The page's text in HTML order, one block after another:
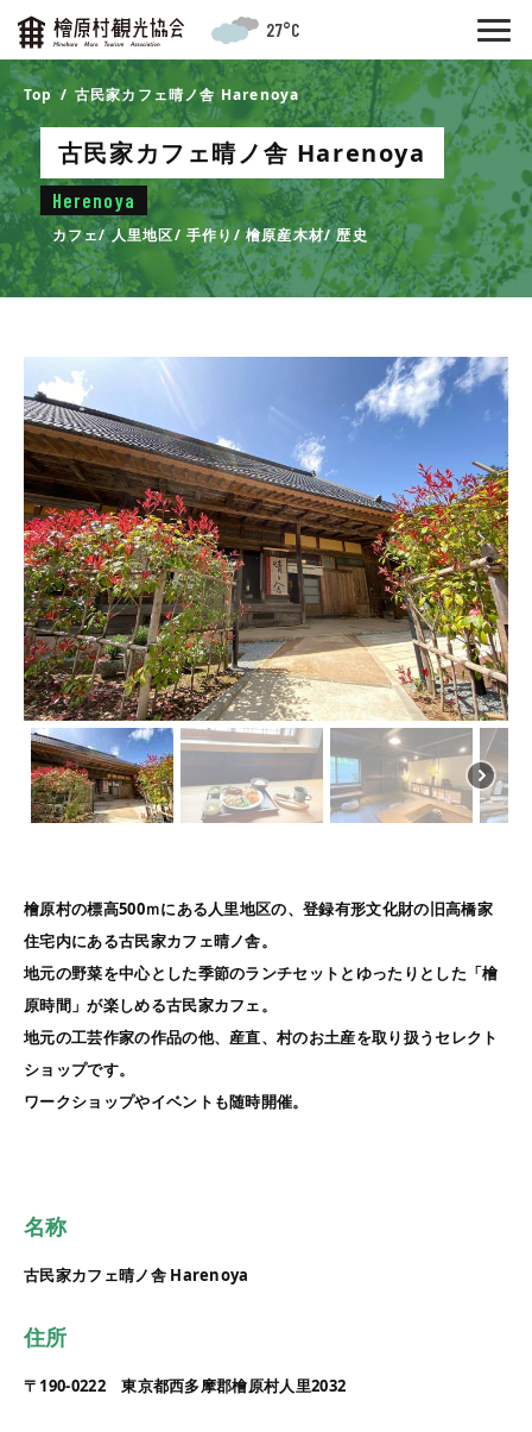
27°C
Top 古民家カフェ晴ノ舎 Harenoya
古民家カフェ晴ノ舎 Harenoya
Herenoya
カフェ 人里地区 手作り 檜原産木材 歴史
檜原村の標高500ｍにある人里地区の、登録有形文化財の旧高橋家
住宅内にある古民家カフェ晴ノ舎。
地元の野菜を中心とした季節のランチセットとゆったりとした「檜
原時間」が楽しめる古民家カフェ。
地元の工芸作家の作品の他、産直、村のお土産を取り扱うセレクト
ショップです。
ワークショップやイベントも随時開催。
名称
古民家カフェ晴ノ舎 Harenoya
住所
〒190-0222 東京都西多摩郡檜原村人里2032